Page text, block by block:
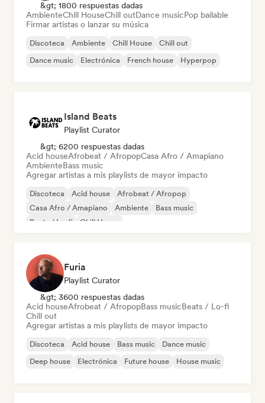
&gt; 1800 respuestas dadas
AmbienteChill HouseChill outDance musicPop bailable
Firmar artistas o lanzar su música
Discoteca Ambiente Chill House
Chill out
Dance music
Electrónica French house Hyperpop
Island Beats
Playlist Curator
&gt; 6200 respuestas dadas
Acid houseAfrobeat / AfropopCasa Afro / Amapiano
AmbienteBass music
Agregar artistas a mis playlists de mayor impacto
Discoteca Acid house
Afrobeat / Afropop
Casa Afro / Amapiano
Ambiente
Bass music
Beats / Lo-fi
Chill House
Furia
Playlist Curator
&gt; 3600 respuestas dadas
Acid houseAfrobeat / AfropopBass musicBeats / Lo-fi
Chill out
Agregar artistas a mis playlists de mayor impacto
Discoteca Acid house Bass music
Dance music
Deep house
Electrónica Future house House music